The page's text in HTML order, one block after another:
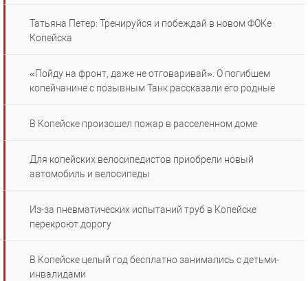
Татьяна Петер: Тренируйся и побеждай в новом ФОКе
Копейска
«Пойду на фронт, даже не отговаривай». О погибшем
копейчанине с позывным Танк рассказали его родные
В Копейске произошел пожар в расселенном доме
Для копейских велосипедистов приобрели новый
автомобиль и велосипеды
Из-за пневматических испытаний труб в Копейске
перекроют дорогу
В Копейске целый год бесплатно занимались с детьми-
инвалидами